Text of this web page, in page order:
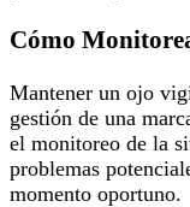
Cómo
Mantener un ojo
gestión de una
el monitoreo de la
problemas
momento oportuno.